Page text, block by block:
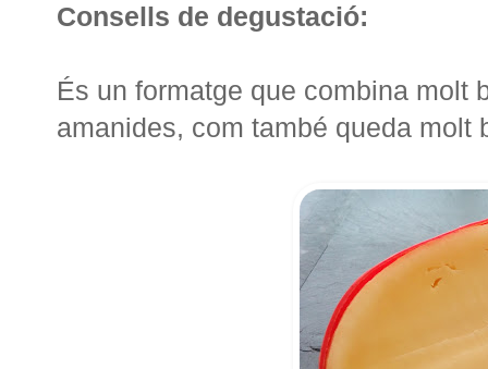
Consells de degustació:
És un formatge que combina molt
amanides, com també queda molt